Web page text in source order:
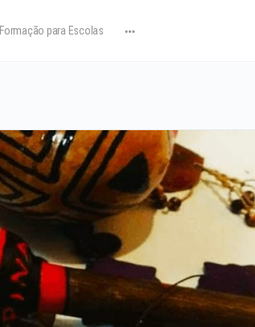
Formação para Escolas